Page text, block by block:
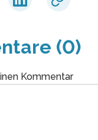
(0)
Kommentar